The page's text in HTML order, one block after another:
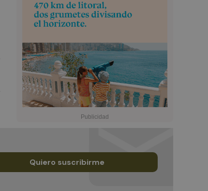
Quiero suscribirme